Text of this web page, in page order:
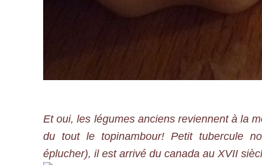
Et oui, les légumes anciens reviennent à la
du tout le topinambour! Petit tubercule
éplucher), il est arrivé du canada au XVII